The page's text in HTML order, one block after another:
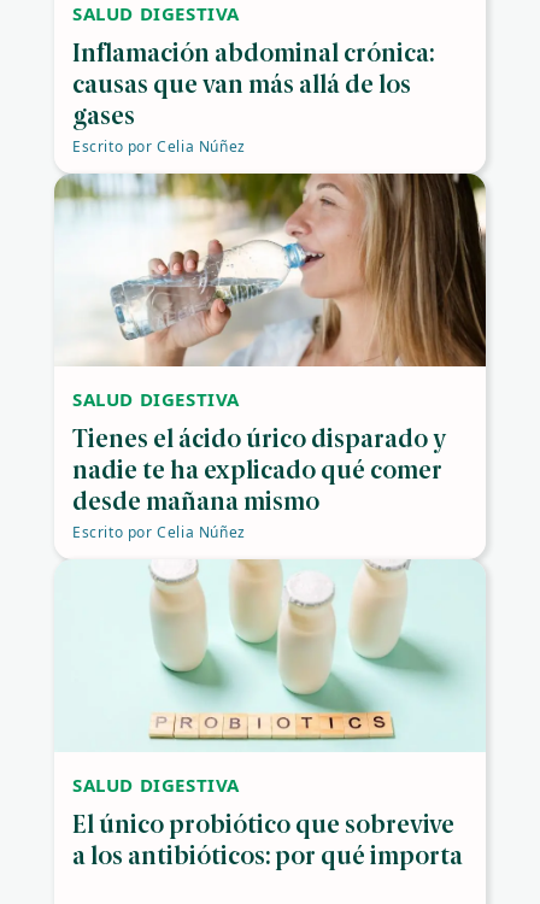
SALUD DIGESTIVA
Inflamación abdominal crónica:
causas que van más allá de los
gases
Escrito por Celia Núñez
SALUD DIGESTIVA
Tienes el ácido úrico disparado y
nadie te ha explicado qué comer
desde mañana mismo
Escrito por Celia Núñez
SALUD DIGESTIVA
El único probiótico que sobrevive
a los antibióticos: por qué importa